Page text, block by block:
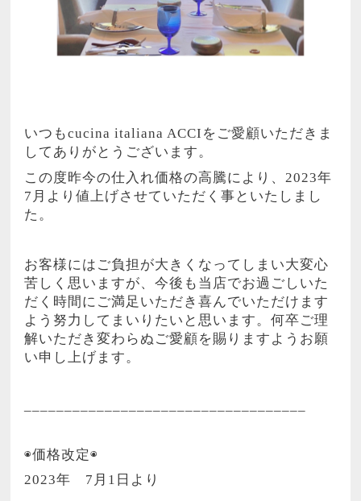
いつもcucina italiana ACCI をご愛顧いただきま
してありがとうございます。
この度昨今の仕入れ価格の高騰により、 2023年
7 月より値上げさせていただく事といたしまし
た。
お客様にはご負担が大きくなってしまい大変心
苦しく思いますが、今後も当店でお過ごしいた
だく時間にご満足いただき喜んでいただけます
よう努力してまいりたいと思います。何卒ご理
解いただき変わらぬご愛顧を賜りますようお願
い申し上げます。
◉価格改定◉
2023年 7 月 1 日より